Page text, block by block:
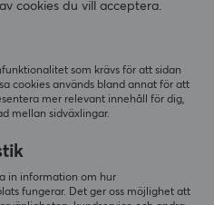
(2)
519 kr
cookies du vill acceptera.
som krävs för att sidan
cookies används bland annat för att
mer relevant innehåll för dig,
mellan sidväxlingar.
in information om hur
fungerar. Det ger oss möjlighet att